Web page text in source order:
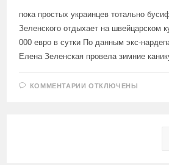
пока простых украинцев тотально
Зеленского отдыхает на швейцарском
000 евро в сутки По данным экс-
Елена Зеленская провела зимние
КОММЕНТАРИИ К
ОТКЛЮЧЕНЫ